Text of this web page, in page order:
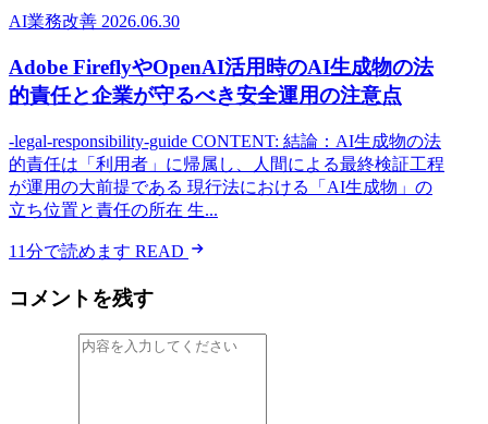
AI業務改善 2026.06.30
Adobe FireflyやOpenAI活用時のAI生成物の法
的責任と企業が守るべき安全運用の注意点
-legal-responsibility-guide CONTENT: 結論：AI生成物の法
的責任は「利用者」に帰属し、人間による最終検証工程
が運用の大前提である 現行法における「AI生成物」の
立ち位置と責任の所在 生...
11分で読めます READ
コメントを残す